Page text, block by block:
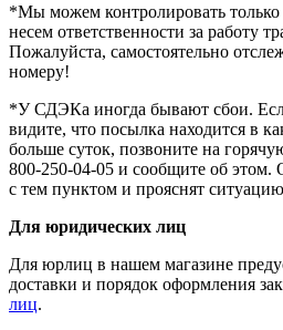
*Мы можем контролировать только
несем ответственности за работу
Пожалуйста, самостоятельно
номеру!
*У СДЭКа иногда бывают сбои.
видите, что посылка находится в
больше суток, позвоните на
800-250-04-05 и сообщите об этом.
с тем пунктом и прояснят
Для юридических лиц
Для юрлиц в нашем магазине
доставки и порядок оформления
лиц.